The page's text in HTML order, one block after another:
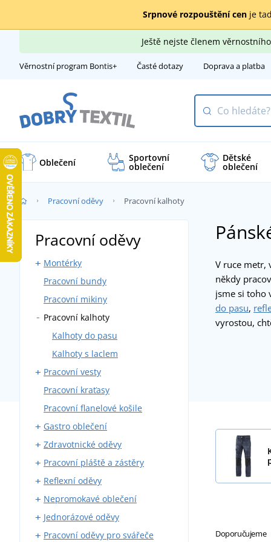
Srpnové rozpouštění cenje
Ještě nejste členem
Věrnostní program Bontis+ Časté dotazy Doprava a platba
Oblečení Sportovní
oblečení
Dětské
oblečení
Pracovní oděvy Pracovní kalhoty
V ruce metr,
někdy
jsme si toho
do pasu,
vyrostou,
Pracovní oděvy
Montérky
Montérky s laclem
Montérky do pasu
Blůzy
Montérkové komplety
Pracovní kombinézy
Zateplené montérky
Pracovní bundy
Pracovní mikiny
Pracovní kalhoty
Kalhoty do pasu
Kalhoty s laclem
Pracovní vesty
S kapsami
Zateplené
Pracovní kraťasy
Pracovní flanelové košile
Gastro oblečení
Pracovní kalhoty
Zástěry
Pláště
Košile a haleny
Kuchařské rondony
Kuchařské čepice
Zdravotnické oděvy
Zdravotnické haleny a košile
Zdravotnické pláště
Zdravotnické kalhoty
Zdravotnické vesty a mikiny
Pracovní pláště a zástěry
Kovářské zástěry
Svářečské zástěry
Reflexní oděvy
Reflexní vesty
Reflexní bundy
Reflexní trička
Nepromokavé oblečení
Pláštěnky
Nepromokavé kombinézy
Jednorázové oděvy
Jednorázové čepice
Pracovní oděvy pro svářeče
Doporučujeme